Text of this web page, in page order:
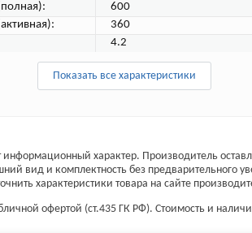
600
360
4.2
Показать все характеристики
характер. Производитель
вид и комплектность без предварительного
характеристики товара на сайте
офертой (ст.435 ГК РФ). Стоимость и